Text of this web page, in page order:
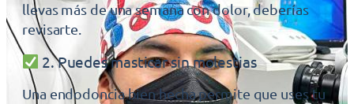
llevas más de una semana con dolor, deberías
revisarte.
2. Puedes masticar sin molestias
Una endodoncia bien hecha permite que uses tu